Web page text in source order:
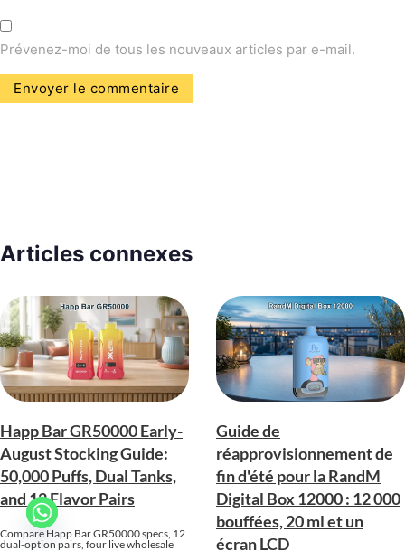
Prévenez-moi de tous les nouveaux articles par e-mail.
Articles connexes
Happ Bar GR50000 Early-
August Stocking Guide:
50,000 Puffs, Dual Tanks,
and 12 Flavor Pairs
Compare Happ Bar GR50000 specs, 12
dual-option pairs, four live wholesale
Guide de
réapprovisionnement de
fin d'été pour la RandM
Digital Box 12000 : 12 000
bouffées, 20 ml et un
écran LCD